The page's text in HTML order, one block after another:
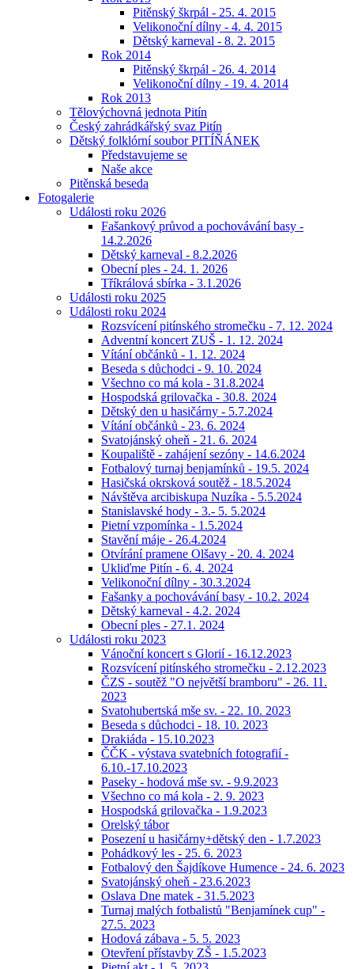
Pitěnský škrpál - 25. 4. 2015
Velikonoční dílny - 4. 4. 2015
Dětský karneval - 8. 2. 2015
Rok 2014
Pitěnský škrpál - 26. 4. 2014
Velikonoční dílny - 19. 4. 2014
Rok 2013
Tělovýchovná jednota Pitín
Český zahrádkářský svaz Pitín
Dětský folklórní soubor PITÍŇÁNEK
Představujeme se
Naše akce
Pitěnská beseda
Fotogalerie
Události roku 2026
Fašankový průvod a pochovávání basy -
14.2.2026
Dětský karneval - 8.2.2026
Obecní ples - 24. 1. 2026
Tříkrálová sbírka - 3.1.2026
Události roku 2025
Události roku 2024
Rozsvícení pitínského stromečku - 7. 12. 2024
Adventní koncert ZUŠ - 1. 12. 2024
Vítání občánků - 1. 12. 2024
Beseda s důchodci - 9. 10. 2024
Všechno co má kola - 31.8.2024
Hospodská grilovačka - 30.8. 2024
Dětský den u hasičárny - 5.7.2024
Vítání občánků - 23. 6. 2024
Svatojánský oheň - 21. 6. 2024
Koupaliště - zahájení sezóny - 14.6.2024
Fotbalový turnaj benjamínků - 19.5. 2024
Hasičská okrsková soutěž - 18.5.2024
Návštěva arcibiskupa Nuzíka - 5.5.2024
Stanislavské hody - 3.- 5. 5.2024
Pietní vzpomínka - 1.5.2024
Stavění máje - 26.4.2024
Otvírání pramene Olšavy - 20. 4. 2024
Ukliďme Pitín - 6. 4. 2024
Velikonoční dílny - 30.3.2024
Fašanky a pochovávání basy - 10.2. 2024
Dětský karneval - 4.2. 2024
Obecní ples - 27.1. 2024
Události roku 2023
Vánoční koncert s Glorií - 16.12.2023
Rozsvícení pitínského stromečku - 2.12.2023
ČZS - soutěž "O největší bramboru" - 26. 11.
2023
Svatohubertská mše sv. - 22. 10. 2023
Beseda s důchodci - 18. 10. 2023
Drakiáda - 15.10.2023
ČČK - výstava svatebních fotografií -
6.10.-17.10.2023
Paseky - hodová mše sv. - 9.9.2023
Všechno co má kola - 2. 9. 2023
Hospodská grilovačka - 1.9.2023
Orelský tábor
Posezení u hasičárny+dětský den - 1.7.2023
Pohádkový les - 25. 6. 2023
Fotbalový den Šajdíkove Humence - 24. 6. 2023
Svatojánský oheň - 23.6.2023
Oslava Dne matek - 31.5.2023
Turnaj malých fotbalistů "Benjamínek cup" -
27.5. 2023
Hodová zábava - 5. 5. 2023
Otevření přístavby ZŠ - 1.5.2023